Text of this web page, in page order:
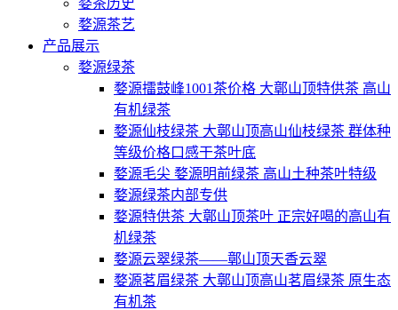
婺茶历史
婺源茶艺
产品展示
婺源绿茶
婺源擂鼓峰1001茶价格 大鄣山顶特供茶 高山
有机绿茶
婺源仙枝绿茶 大鄣山顶高山仙枝绿茶 群体种
等级价格口感干茶叶底
婺源毛尖 婺源明前绿茶 高山土种茶叶特级
婺源绿茶内部专供
婺源特供茶 大鄣山顶茶叶 正宗好喝的高山有
机绿茶
婺源云翠绿茶——鄣山顶天香云翠
婺源茗眉绿茶 大鄣山顶高山茗眉绿茶 原生态
有机茶